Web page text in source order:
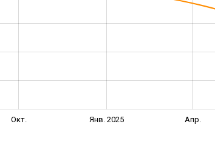
Окт. Янв. 2025 Апр.